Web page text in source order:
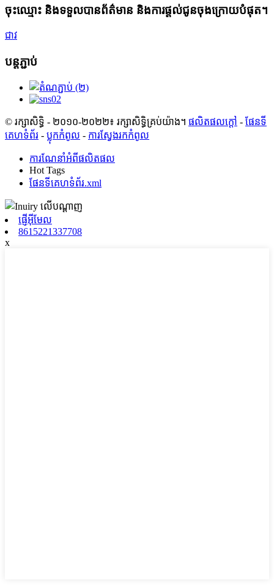
ចុះឈ្មោះ និងទទួលបានព័ត៌មាន និងការផ្តល់ជូនចុងក្រោយបំផុត។
ជាវ
បន្តភ្ជាប់
© រក្សាសិទ្ធិ - ២០១០-២០២២៖ រក្សាសិទ្ធិគ្រប់យ៉ាង។ ផលិតផលក្តៅ - ផែនទី
គេហទំព័រ - ប្លុកកំពូល - ការស្វែងរកកំពូល
ការណែនាំអំពីផលិតផល
Hot Tags
ផែនទីគេហទំព័រ.xml
ផ្ញើអ៊ីមែល
8615221337708
x